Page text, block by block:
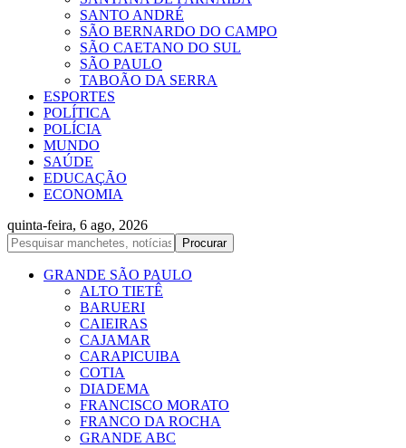
SANTO ANDRÉ
SÃO BERNARDO DO CAMPO
SÃO CAETANO DO SUL
SÃO PAULO
TABOÃO DA SERRA
ESPORTES
POLÍTICA
POLÍCIA
MUNDO
SAÚDE
EDUCAÇÃO
ECONOMIA
quinta-feira, 6 ago, 2026
GRANDE SÃO PAULO
ALTO TIETÊ
BARUERI
CAIEIRAS
CAJAMAR
CARAPICUIBA
COTIA
DIADEMA
FRANCISCO MORATO
FRANCO DA ROCHA
GRANDE ABC